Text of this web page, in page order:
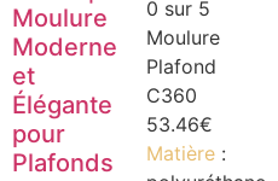
Moulure
Moderne
et
Élégante
pour
Plafonds
0 sur 5
Moulure
Plafond
C360
53.46€
Matière :